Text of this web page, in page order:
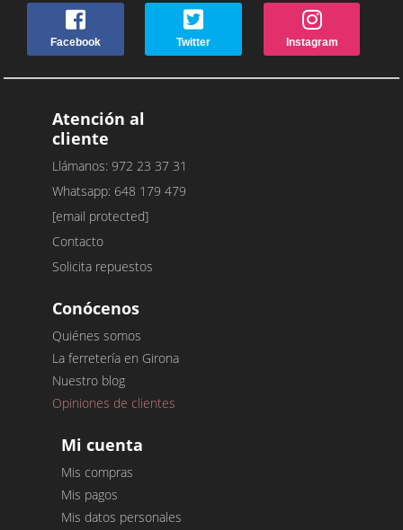
Facebook Twitter Instagram
Atención al
cliente
Llámanos: 972 23 37 31
Whatsapp: 648 179 479
[email protected]
Contacto
Solicita repuestos
Conócenos
Quiénes somos
La ferretería en Girona
Nuestro blog
Opiniones de clientes
Mi cuenta
Mis compras
Mis pagos
Mis datos personales